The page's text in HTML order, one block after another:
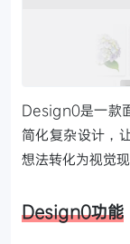
Design0是一款
简化复杂设计，
想法转化为视觉
Design0功能